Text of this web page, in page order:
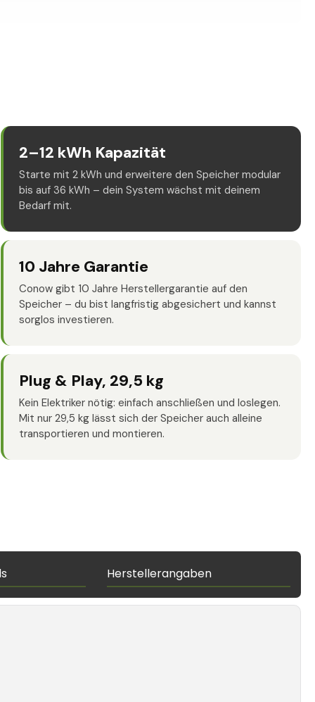
2–12 kWh Kapazität
Starte mit 2 kWh und erweitere den Speicher modular
bis auf 36 kWh – dein System wächst mit deinem
Bedarf mit.
10 Jahre Garantie
Conow gibt 10 Jahre Herstellergarantie auf den
Speicher – du bist langfristig abgesichert und kannst
sorglos investieren.
Plug & Play, 29,5 kg
Kein Elektriker nötig: einfach anschließen und loslegen.
Mit nur 29,5 kg lässt sich der Speicher auch alleine
transportieren und montieren.
Herstellerangaben